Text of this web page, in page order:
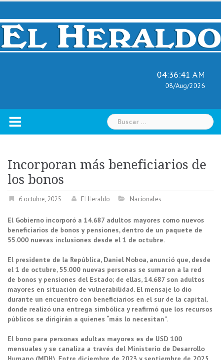
Skip
content
04:36:42 AM
08/Aug/2026
Buscar:
Incorporan más beneficiarios de
los bonos
6 octubre, 2025 El Heraldo Nacionales
El Gobierno incorporó a 14.687 adultos mayores como nuevos
beneficiarios de bonos y pensiones, dentro de un paquete de
55.000 nuevas inclusiones desde el 1 de octubre.
El presidente de la República, Daniel Noboa, anunció que, desde
el 1 de octubre, 55.000 nuevas personas se sumaron a la red
de bonos y pensiones del Estado; de ellas, 14.687 son adultos
mayores en situación de vulnerabilidad. El mensaje lo dio
durante un encuentro con beneficiarios en el sur de la capital,
donde realizó una entrega simbólica y reafirmó que los recursos
públicos se dirigirán a quienes “más lo necesitan”.
El bono para personas adultas mayores es de USD 100
mensuales y se canaliza a través del Ministerio de Desarrollo